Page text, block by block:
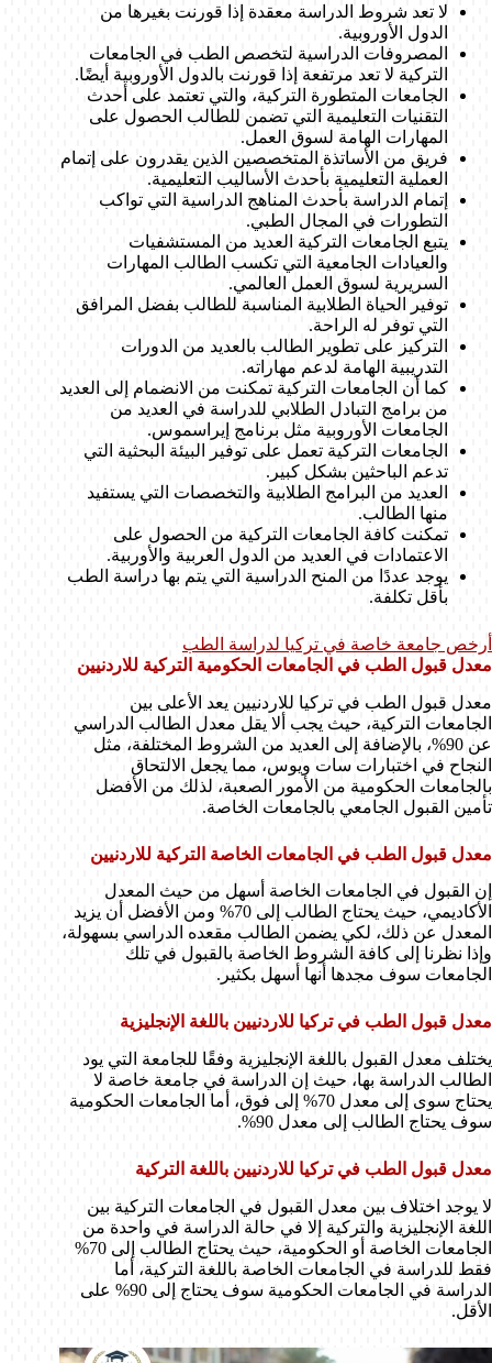
لا تعد شروط الدراسة معقدة إذا قورنت بغيرها من
الدول الأوروبية.
المصروفات الدراسية لتخصص الطب في الجامعات
التركية لا تعد مرتفعة إذا قورنت بالدول الأوروبية أيضًا.
الجامعات المتطورة التركية، والتي تعتمد على أحدث
التقنيات التعليمية التي تضمن للطالب الحصول على
المهارات الهامة لسوق العمل.
فريق من الأساتذة المتخصصين الذين يقدرون على إتمام
العملية التعليمية بأحدث الأساليب التعليمية.
إتمام الدراسة بأحدث المناهج الدراسية التي تواكب
التطورات في المجال الطبي.
يتبع الجامعات التركية العديد من المستشفيات
والعيادات الجامعية التي تكسب الطالب المهارات
السريرية لسوق العمل العالمي.
توفير الحياة الطلابية المناسبة للطالب بفضل المرافق
التي توفر له الراحة.
التركيز على تطوير الطالب بالعديد من الدورات
التدريبية الهامة لدعم مهاراته.
كما أن الجامعات التركية تمكنت من الانضمام إلى العديد
من برامج التبادل الطلابي للدراسة في العديد من
الجامعات الأوروبية مثل برنامج إيراسموس.
الجامعات التركية تعمل على توفير البيئة البحثية التي
تدعم الباحثين بشكل كبير.
العديد من البرامج الطلابية والتخصصات التي يستفيد
منها الطالب.
تمكنت كافة الجامعات التركية من الحصول على
الاعتمادات في العديد من الدول العربية والأوربية.
يوجد عددًا من المنح الدراسية التي يتم بها دراسة الطب
بأقل تكلفة.
أرخص جامعة خاصة في تركيا لدراسة الطب
معدل قبول الطب في الجامعات الحكومية التركية للاردنيين
معدل قبول الطب في تركيا للاردنيين يعد الأعلى بين
الجامعات التركية، حيث يجب ألا يقل معدل الطالب الدراسي
عن 90%، بالإضافة إلى العديد من الشروط المختلفة، مثل
النجاح في اختبارات سات ويوس، مما يجعل الالتحاق
بالجامعات الحكومية من الأمور الصعبة، لذلك من الأفضل
تأمين القبول الجامعي بالجامعات الخاصة.
معدل قبول الطب في الجامعات الخاصة التركية للاردنيين
إن القبول في الجامعات الخاصة أسهل من حيث المعدل
الأكاديمي، حيث يحتاج الطالب إلى 70% ومن الأفضل أن يزيد
المعدل عن ذلك، لكي يضمن الطالب مقعده الدراسي بسهولة،
وإذا نظرنا إلى كافة الشروط الخاصة بالقبول في تلك
الجامعات سوف مجدها أنها أسهل بكثير.
معدل قبول الطب في تركيا للاردنيين باللغة الإنجليزية
يختلف معدل القبول باللغة الإنجليزية وفقًا للجامعة التي يود
الطالب الدراسة بها، حيث إن الدراسة في جامعة خاصة لا
يحتاج سوى إلى معدل 70% إلى فوق، أما الجامعات الحكومية
سوف يحتاج الطالب إلى معدل 90%.
معدل قبول الطب في تركيا للاردنيين باللغة التركية
لا يوجد اختلاف بين معدل القبول في الجامعات التركية بين
اللغة الإنجليزية والتركية إلا في حالة الدراسة في واحدة من
الجامعات الخاصة أو الحكومية، حيث يحتاج الطالب إلى 70%
فقط للدراسة في الجامعات الخاصة باللغة التركية، أما
الدراسة في الجامعات الحكومية سوف يحتاج إلى 90% على
الأقل.